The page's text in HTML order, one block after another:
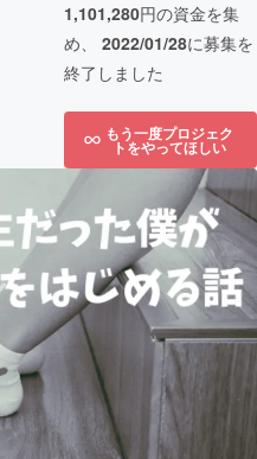
1,101,280円の資金を集
め、 2022/01/28に募集を
終了しました
もう一度プロジェク
トをやってほしい